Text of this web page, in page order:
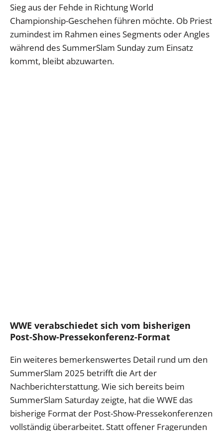
Sieg aus der Fehde in Richtung World
Championship-Geschehen führen möchte. Ob Priest
zumindest im Rahmen eines Segments oder Angles
während des SummerSlam Sunday zum Einsatz
kommt, bleibt abzuwarten.
WWE verabschiedet sich vom bisherigen
Post-Show-Pressekonferenz-Format
Ein weiteres bemerkenswertes Detail rund um den
SummerSlam 2025 betrifft die Art der
Nachberichterstattung. Wie sich bereits beim
SummerSlam Saturday zeigte, hat die WWE das
bisherige Format der Post-Show-Pressekonferenzen
vollständig überarbeitet. Statt offener Fragerunden